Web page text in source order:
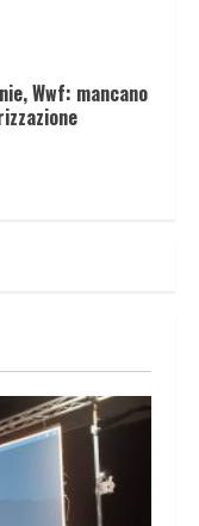
Wwf: mancano